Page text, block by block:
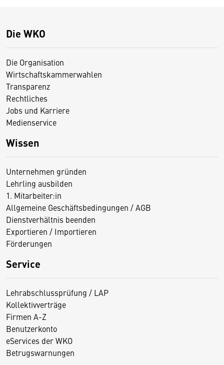
Die WKO
Die Organisation
Wirtschaftskammerwahlen
Transparenz
Rechtliches
Jobs und Karriere
Medienservice
Wissen
Unternehmen gründen
Lehrling ausbilden
1. Mitarbeiter:in
Allgemeine Geschäftsbedingungen / AGB
Dienstverhältnis beenden
Exportieren / Importieren
Förderungen
Service
Lehrabschlussprüfung / LAP
Kollektivverträge
Firmen A-Z
Benutzerkonto
eServices der WKO
Betrugswarnungen